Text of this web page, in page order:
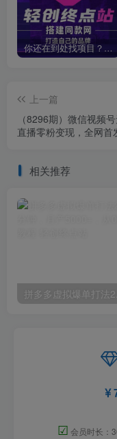
你还在到处找项目？还在当韭菜？我靠卖项目一个月收入5万+，曾经我也是个失败者。
上一篇
（8296期）微信视频号
直播零粉变现，全网首
相关推荐
☑ 会员时长：